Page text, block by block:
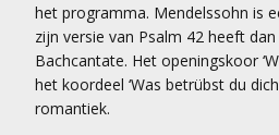
het programma. Mendelssohn is
zijn versie van Psalm 42 heeft
Bachcantate. Het openingskoor
het koordeel ‘Was betrübst du
romantiek.